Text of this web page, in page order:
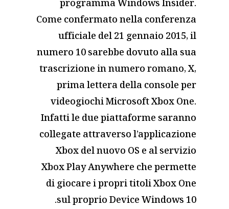
programma Windows Insider.
Come confermato nella conferenza
ufficiale del 21 gennaio 2015, il
numero 10 sarebbe dovuto alla sua
trascrizione in numero romano, X,
prima lettera della console per
videogiochi Microsoft Xbox One.
Infatti le due piattaforme saranno
collegate attraverso l’applicazione
Xbox del nuovo OS e al servizio
Xbox Play Anywhere che permette
di giocare i propri titoli Xbox One
sul proprio Device Windows 10.